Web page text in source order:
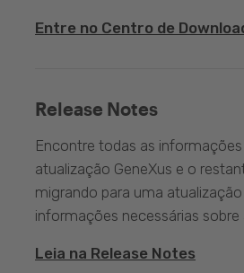
Entre no Centro de
Release Notes
Encontre todas as
atualização GeneXus e o
migrando para uma
informações necessárias
Leia na Release Notes